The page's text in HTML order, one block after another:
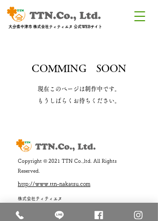
大分県中津市 株式会社ティティエヌ 公式WEBサイト
COMMING SOON
現在このページは制作中です。
もうしばらくお待ちください。
Copyright © 2021 TTN Co.,ltd. All Rights
Reserved.
http://www.ttn-nakatsu.com
株式会社ティティエヌ
■ TEL / 0979-22-2668